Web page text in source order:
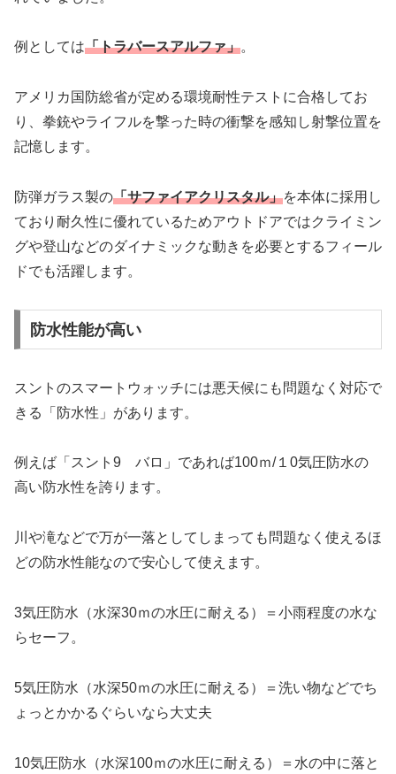
例としては「トラバースアルファ」。
アメリカ国防総省が定める環境耐性テストに合格してお
り、拳銃やライフルを撃った時の衝撃を感知し射撃位置を
記憶します。
防弾ガラス製の「サファイアクリスタル」を本体に採用し
ており耐久性に優れているためアウトドアではクライミン
グや登山などのダイナミックな動きを必要とするフィール
ドでも活躍します。
防水性能が高い
スントのスマートウォッチには悪天候にも問題なく対応で
きる「防水性」があります。
例えば「スント9 バロ」であれば100ｍ/１0気圧防水の
高い防水性を誇ります。
川や滝などで万が一落としてしまっても問題なく使えるほ
どの防水性能なので安心して使えます。
3気圧防水（水深30ｍの水圧に耐える）＝小雨程度の水な
らセーフ。
5気圧防水（水深50ｍの水圧に耐える）＝洗い物などでち
ょっとかかるぐらいなら大丈夫
10気圧防水（水深100ｍの水圧に耐える）＝水の中に落と